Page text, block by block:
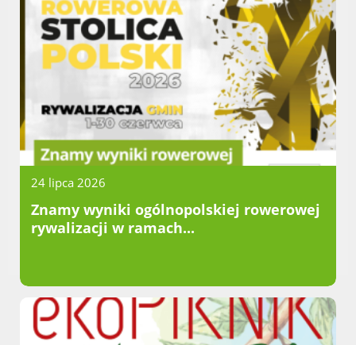
24 lipca 2026
Znamy wyniki ogólnopolskiej rowerowej
rywalizacji w ramach...